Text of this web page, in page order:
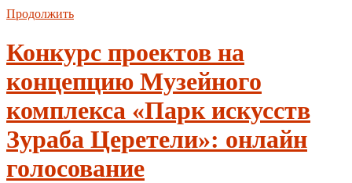
Продолжить
Конкурс проектов на
концепцию Музейного
комплекса «Парк искусств
Зураба Церетели»: онлайн
голосование